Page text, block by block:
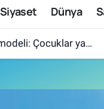
Siyaset Dünya
ekran yerine etkinlikleri seçti